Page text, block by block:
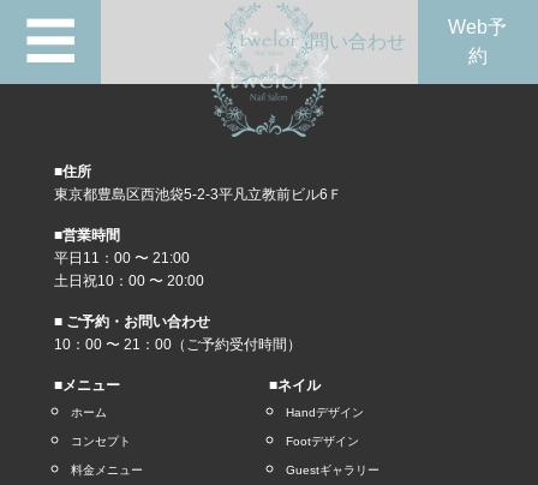
☰ 問い合わせ
Web予
約
■住所
東京都豊島区西池袋5-2-3平凡立教前ビル6Ｆ
■営業時間
平日11：00 〜 21:00
土日祝10：00 〜 20:00
■ ご予約・お問い合わせ
10：00 〜 21：00（ご予約受付時間）
■メニュー
ホーム
コンセプト
料金メニュー
■ネイル
Handデザイン
Footデザイン
Guestギャラリー